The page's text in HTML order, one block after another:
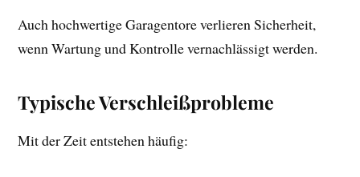
Auch hochwertige Garagentore verlieren Sicherheit,
wenn Wartung und Kontrolle vernachlässigt werden.
Typische Verschleißprobleme
Mit der Zeit entstehen häufig: